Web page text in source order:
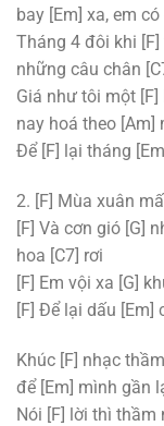
bay [Em] xa, em có
Tháng 4 đôi khi [F]
những câu chân
Giá như tôi một [F]
nay hoá theo [Am]
Để [F] lại tháng
2. [F] Mùa xuân
[F] Và cơn gió [G]
hoa [C7] rơi
[F] Em vội xa [G]
[F] Để lại dấu [Em]
Khúc [F] nhạc
để [Em] mình gần
Nói [F] lời thì thầm